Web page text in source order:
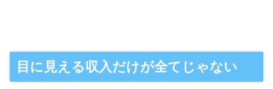
目に見える収入だけが全てじゃない